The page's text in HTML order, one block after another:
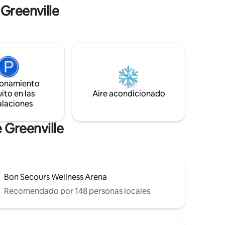
millón de
bicicletas a una manzana de distancia
en las
Aire acondicionado
Greenville
Bon Secours Wellness Arena
Recomendado por 148 personas locales